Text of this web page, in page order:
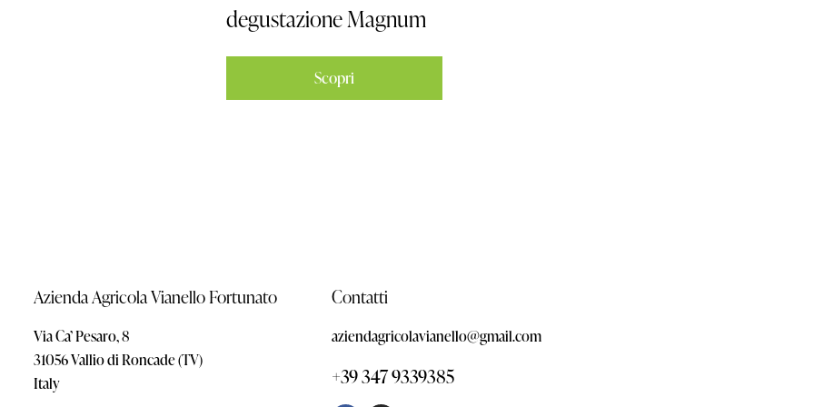
degustazione Magnum
Scopri
Azienda Agricola Vianello Fortunato
Via Ca’ Pesaro, 8
31056 Vallio di Roncade (TV)
Italy
Contatti
aziendagricolavianello@gmail.com
+39 347 9339385